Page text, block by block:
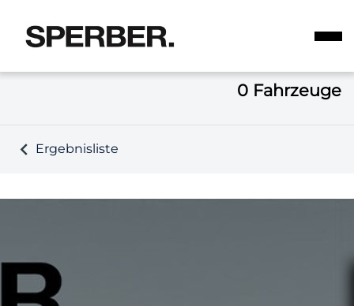
0 Fahrzeuge
Ergebnisliste